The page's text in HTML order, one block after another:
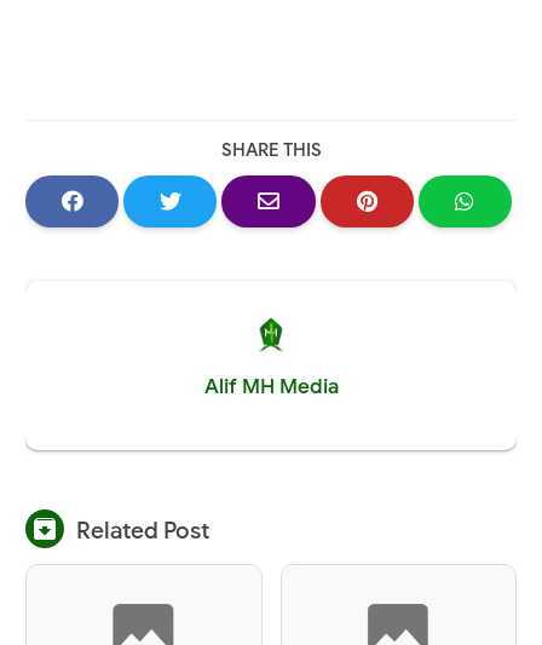
SHARE THIS
Alif MH Media
 Related Post